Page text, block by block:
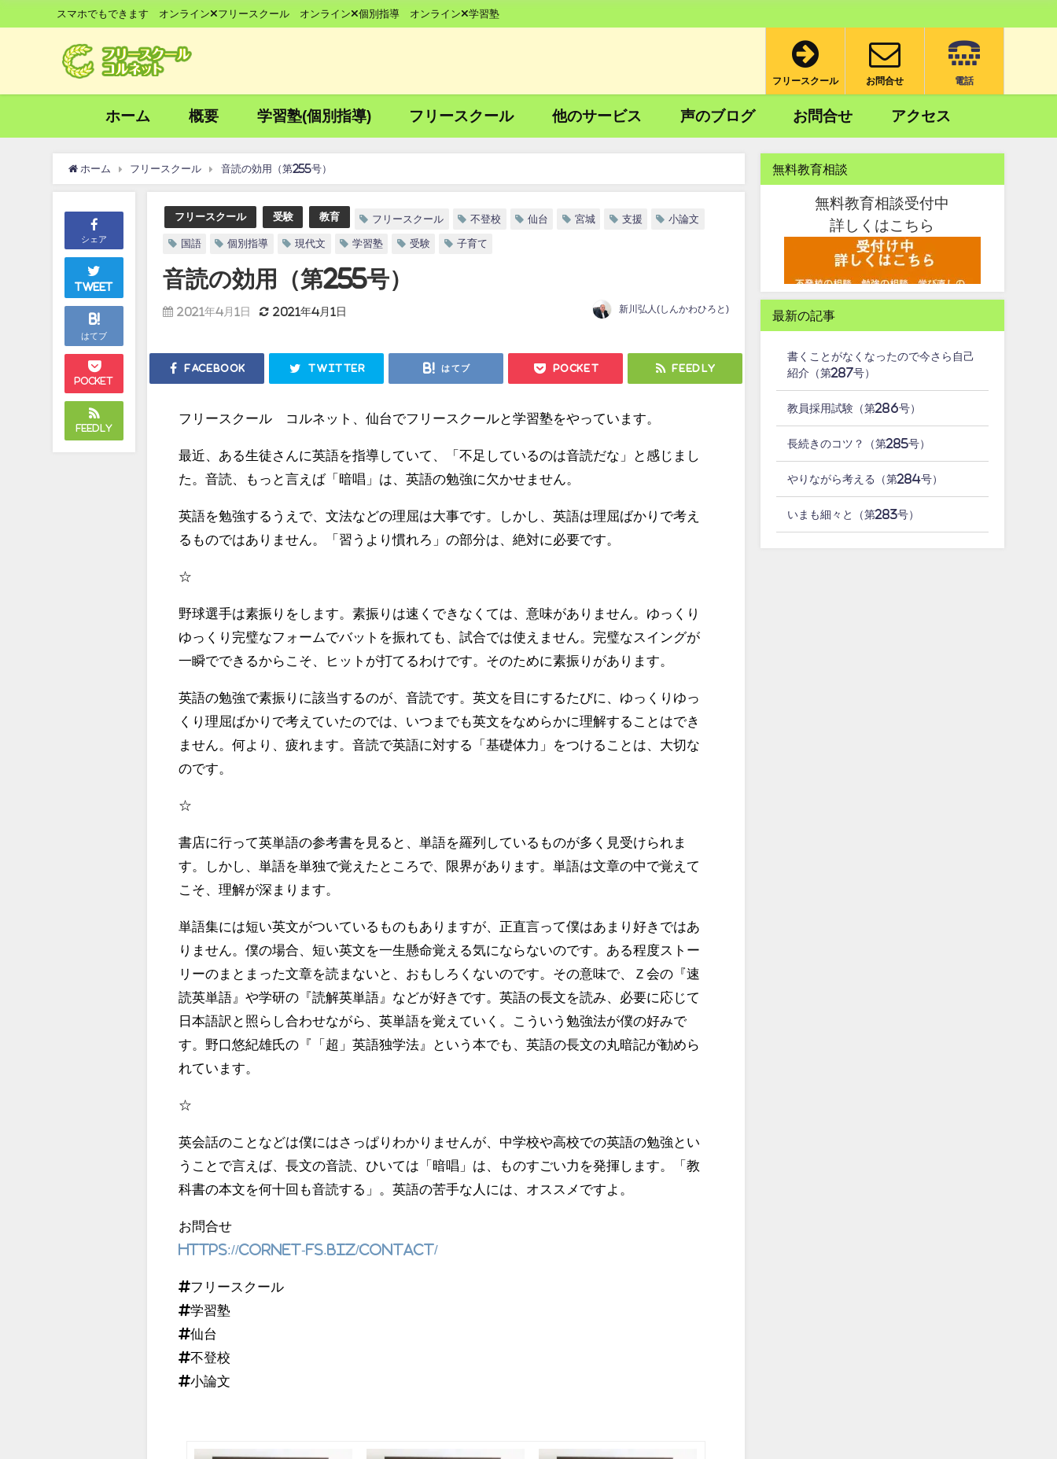
スマホでもできます オンライン×フリースクール オンライン×個別指導 オンライン×学習塾
フリースクール お問合せ 電話
ホーム 概要 学習塾(個別指導) フリースクール 他のサービス 声のブログ お問合せ アクセス
ホーム フリースクール 音読の効用（第255号）
シェア
Tweet
B!
はてブ
Pocket
Feedly
フリースクール 受験 教育 フリースクール 不登校 仙台 宮城 支援 小論文
国語 個別指導 現代文 学習塾 受験 子育て
音読の効用（第255号）
2021年4月1日 2021年4月1日 新川弘人(しんかわひろと)
Facebook Twitter はてブ Pocket Feedly
フリースクール コルネット、仙台でフリースクールと学習塾をやっています。
最近、ある生徒さんに英語を指導していて、「不足しているのは音読だな」と感じまし
た。音読、もっと言えば「暗唱」は、英語の勉強に欠かせません。
英語を勉強するうえで、文法などの理屈は大事です。しかし、英語は理屈ばかりで考え
るものではありません。「習うより慣れろ」の部分は、絶対に必要です。
☆
野球選手は素振りをします。素振りは速くできなくては、意味がありません。ゆっくり
ゆっくり完璧なフォームでバットを振れても、試合では使えません。完璧なスイングが
一瞬でできるからこそ、ヒットが打てるわけです。そのために素振りがあります。
英語の勉強で素振りに該当するのが、音読です。英文を目にするたびに、ゆっくりゆっ
くり理屈ばかりで考えていたのでは、いつまでも英文をなめらかに理解することはでき
ません。何より、疲れます。音読で英語に対する「基礎体力」をつけることは、大切な
のです。
☆
書店に行って英単語の参考書を見ると、単語を羅列しているものが多く見受けられま
す。しかし、単語を単独で覚えたところで、限界があります。単語は文章の中で覚えて
こそ、理解が深まります。
単語集には短い英文がついているものもありますが、正直言って僕はあまり好きではあ
りません。僕の場合、短い英文を一生懸命覚える気にならないのです。ある程度ストー
リーのまとまった文章を読まないと、おもしろくないのです。その意味で、Ｚ会の『速
読英単語』や学研の『読解英単語』などが好きです。英語の長文を読み、必要に応じて
日本語訳と照らし合わせながら、英単語を覚えていく。こういう勉強法が僕の好みで
す。野口悠紀雄氏の『「超」英語独学法』という本でも、英語の長文の丸暗記が勧めら
れています。
☆
英会話のことなどは僕にはさっぱりわかりませんが、中学校や高校での英語の勉強とい
うことで言えば、長文の音読、ひいては「暗唱」は、ものすごい力を発揮します。「教
科書の本文を何十回も音読する」。英語の苦手な人には、オススメですよ。
お問合せ
https://cornet-fs.biz/contact/
#フリースクール
#学習塾
#仙台
#不登校
#小論文
無料教育相談
無料教育相談受付中
詳しくはこちら
最新の記事
書くことがなくなったので今さら自己
紹介（第287号）
教員採用試験（第286号）
長続きのコツ？（第285号）
やりながら考える（第284号）
いまも細々と（第283号）